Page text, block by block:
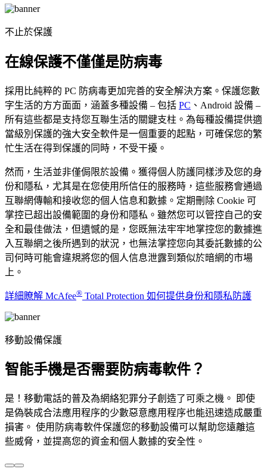
不止於保護
在線保護不僅僅是防病毒
採用比純粹的 PC 防病毒更加完善的安全解決方案。保護您數
字生活的方方面面，涵蓋多種設備 – 包括 PC 、Android 設備 –
所有這些都是支持您互聯生活的關鍵支柱。為每種設備提供適
當級別保護的強大安全軟件是一個重要的起點，可確保您的繁
忙生活在得到保護的同時，不受干擾。
然而，生活並非僅侷限於設備。獲得個人防護同樣涉及您的身
份和隱私，尤其是在您使用所信任的服務時，這些服務會通過
互聯網傳輸和接收您的個人信息和數據。定期刪除 Cookie 可
掌控已超出設備範圍的身份和隱私。雖然您可以管控自己的安
全和最佳做法，但遺憾的是，您既無法牢牢地掌控您的數據進
入互聯網之後所遇到的狀況，也無法掌控您向其委託數據的公
司何時可能會違規將您的個人信息泄露到類似於暗網的市場
上。
詳細瞭解 McAfee® Total Protection 如何提供身份和隱私防護
移動設備保護
智能手機是否需要防病毒軟件？
是！移動電話的普及為網絡犯罪分子創造了可乘之機。 即使
是偽裝成合法應用程序的少數惡意應用程序也能迅速造成嚴重
損害。 使用防病毒軟件保護您的移動設備可以幫助您遠離這
些威脅，並提高您的資金和個人數據的安全性。